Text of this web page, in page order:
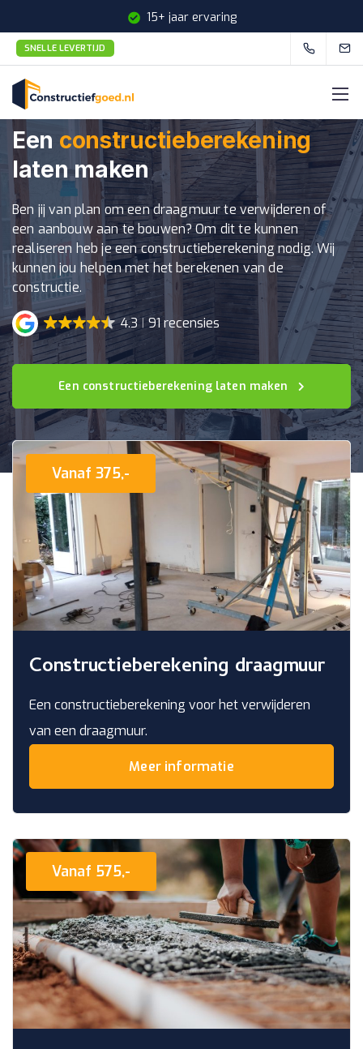
15+ jaar ervaring
SNELLE LEVERTIJD
Een constructieberekening
laten maken
Ben jij van plan om een draagmuur te verwijderen of
een aanbouw aan te bouwen? Om dit te kunnen
realiseren heb je een constructieberekening nodig. Wij
kunnen jou helpen met het berekenen van de
constructie.
4.3 91 recensies
Een constructieberekening laten maken
Constructieberekening draagmuur
Een constructieberekening voor het verwijderen
van een draagmuur.
Vanaf 375,-
Meer informatie
Vanaf 575,-